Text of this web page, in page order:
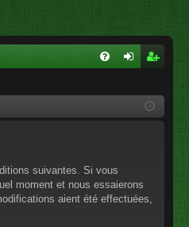
cri
suivantes. Si vous
moment et nous essaierons
aient été effectuées,